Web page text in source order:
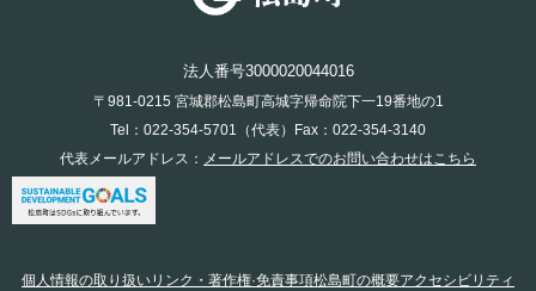
法人番号3000020044016
〒981-0215 宮城郡松島町高城字帰命院下一19番地の1
Tel：022-354-5701（代表）Fax：022-354-3140
代表メールアドレス： メールアドレスでのお問い合わせはこちら
個人情報の取り扱いリンク・著作権·免責事項松島町の概要アクセシビリティ